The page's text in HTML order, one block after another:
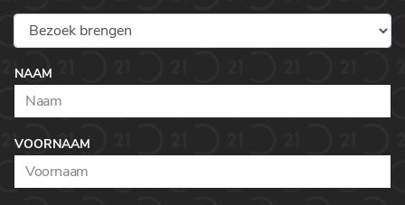
NAAM
VOORNAAM